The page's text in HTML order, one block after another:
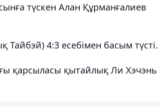
түскен Алан Құрманғалиев
4:3 есебімен басым түсті.
қарсыласы қытайлық Ли Хэчэнь